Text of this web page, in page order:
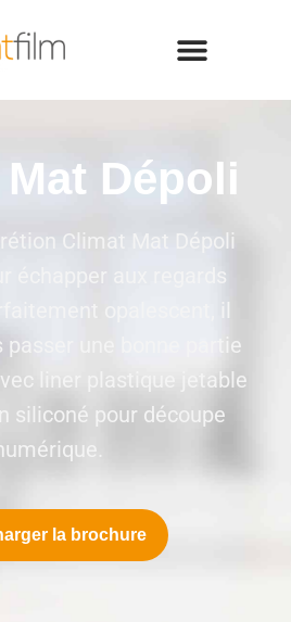
Dépoli
Climat Mat Dépoli
échapper aux regards
opalescent, il
passer une bonne partie
liner plastique jetable
siliconé pour découpe
la brochure